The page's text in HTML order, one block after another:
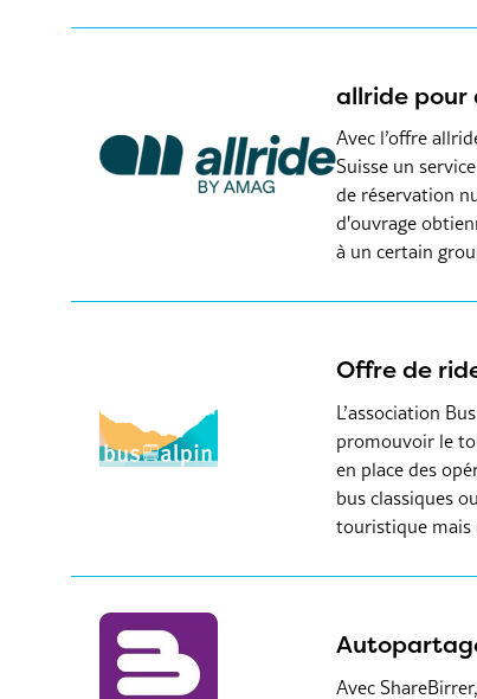
allride pour
Avec l’offre
Suisse un
de réservation
d'ouvrage
à un certain
Offre de
L’association
promouvoir le
en place des
bus classiques
touristique mais
Avec